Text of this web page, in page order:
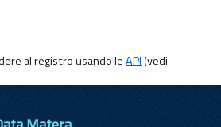
al registro usando leAPI(vedi